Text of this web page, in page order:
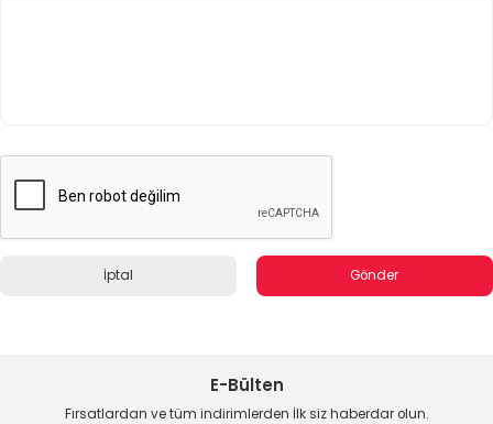
İptal Gönder
E-Bülten
Fırsatlardan ve tüm indirimlerden İlk siz haberdar olun.